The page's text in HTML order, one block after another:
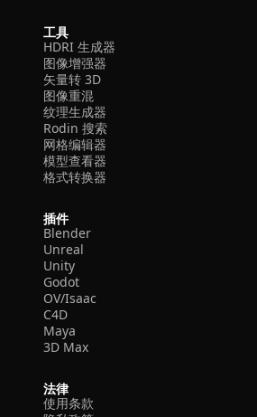
工具
HDRI 生成器
图像增强器
矢量转 3D
图像重混
纹理生成器
Rodin 搜索
网格编辑器
模型查看器
格式转换器
插件
Blender
Unreal
Unity
Godot
OV/Isaac
C4D
Maya
3D Max
法律
使用条款